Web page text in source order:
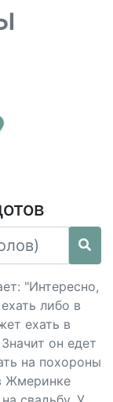
"Интересно,
либо в
ехать в
он едет
на похороны
Жмеринке